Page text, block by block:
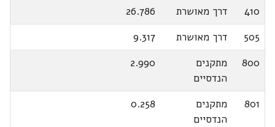
410
דרך מאושרת
26.786
505
דרך מאושרת
9.317
800
מתקנים
הנדסיים
2.990
801
מתקנים
הנדסיים
0.258